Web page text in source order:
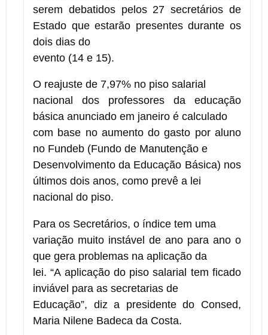
serem debatidos pelos 27 secretários de
Estado que estarão presentes durante os
dois dias do
evento (14 e 15).
O reajuste de 7,97% no piso salarial
nacional dos professores da educação
básica anunciado em janeiro é calculado
com base no aumento do gasto por aluno
no Fundeb (Fundo de Manutenção e
Desenvolvimento da Educação Básica) nos
últimos dois anos, como prevê a lei
nacional do piso.
Para os Secretários, o índice tem uma
variação muito instável de ano para ano o
que gera problemas na aplicação da
lei. “A aplicação do piso salarial tem ficado
inviável para as secretarias de
Educação”, diz a presidente do Consed,
Maria Nilene Badeca da Costa.